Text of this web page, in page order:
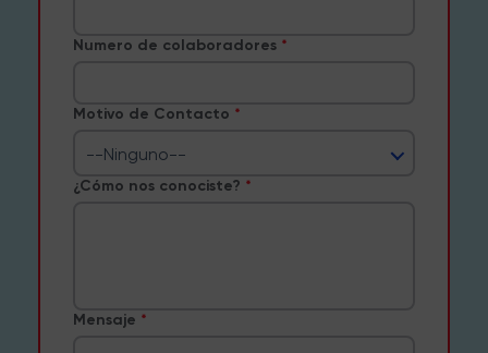
Numero de colaboradores
Motivo de Contacto
--Ninguno--
¿Cómo nos conociste?
Mensaje